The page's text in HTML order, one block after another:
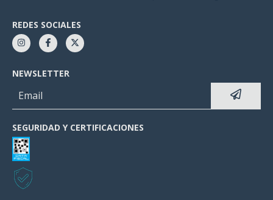
REDES SOCIALES
NEWSLETTER
SEGURIDAD Y CERTIFICACIONES